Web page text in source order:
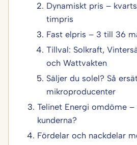
Dynamiskt pris –
timpris
Fast elpris – 3 till 36
Tillval: Solkraft,
och Wattvakten
Säljer du solel? Så
mikroproducenter
Telinet Energi omdöme
kunderna?
Fördelar och nackdelar